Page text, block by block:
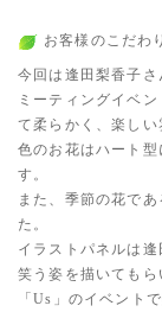
お客様のこだわり
今回は逢田梨香子
ミーティングイベ
て柔らかく、楽し
色のお花はハート
す。
また、季節の花で
た。
イラストパネルは
笑う姿を描いてもら
「Us」のイベント